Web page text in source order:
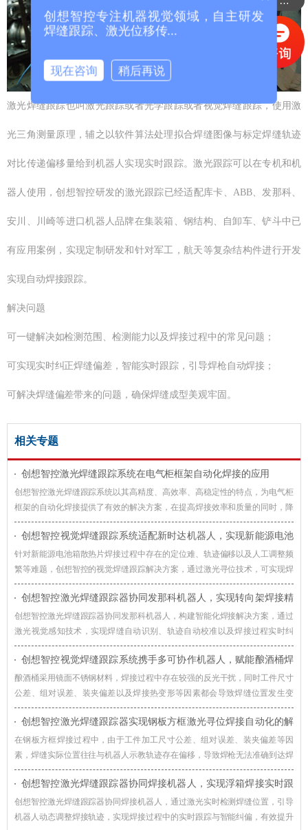
激光焊缝跟踪也叫激光跟踪或者光学跟踪或者视觉焊缝跟踪，使用激
光三角测量原理，辅之以软件算法处理拟合焊缝图像与标定焊缝轨迹
对比传递偏移量给到机器人实现实时跟踪。激光跟踪可以在专机和机
器人使用，创想智控研发的激光跟踪已经适配库卡、ABB、发那科、
安川、川崎等进口机器人品牌在集装箱、钢结构、自卸车、铲斗中已
有应用案例，实现定制研发和针对军工，航天等复杂结构件进行开发
实现自动焊接跟踪。
解决问题
可一键解决如检测范围、检测能力以及焊接过程中的常见问题；
可实现实时纠正焊缝偏差，智能实时跟踪，引导焊枪自动焊接；
可解决焊缝偏差带来的问题，确保焊缝成型美观牢固。
相关专题
创想智控激光焊缝跟踪系统在电气柜框架自动化焊接的应用
创想智控激光焊缝跟踪系统以其高精度、高效率、高稳定性的特点，为电气柜
框架的自动化焊接提供了有效的解决方案，在提高焊接效率和质量的同时，降
低了生产成本，提升了企业的竞争力。
创想智控视觉焊缝跟踪系统适配新时达机器人，实现新能源电池
箱散热片焊接智能化升级
针对新能源电池箱散热片焊接过程中存在的定位难、轨迹偏移以及人工调整频
繁等难题，创想智控的视觉焊缝跟踪解决方案，通过激光寻位技术，可实现焊
接过程智能化升级。
创想智控激光焊缝跟踪器协同发那科机器人，实现转向架焊接精
准自动化
创想智控激光焊缝跟踪器协同发那科机器人，构建智能化焊接解决方案，通过
激光视觉感知技术，实现焊缝自动识别、轨迹自动校准以及焊接过程实时纠
偏，提升机器人焊接系统对车辆转向架适应能力。
创想智控视觉焊缝跟踪系统携手多可协作机器人，赋能酿酒桶焊
接智能化升级
酿酒桶采用镜面不锈钢材料，焊接过程中存在较强的反光干扰，同时工件尺寸
公差、组对误差、装夹偏差以及焊接热变形等因素都会导致焊缝位置发生变
化，创想智控视觉焊缝跟踪系统通过实时视觉检测与智能轨迹修正技术，赋能
酿酒桶焊接智能化升级。
创想智控激光焊缝跟踪器实现钢板方框激光寻位焊接自动化的解
决方案
在钢板方框焊接过程中，由于工件加工尺寸公差、组对误差、装夹偏差等因
素，焊缝实际位置往往与机器人示教轨迹存在偏移，导致焊枪无法准确到达焊
接起始位置，影响焊接质量和生产效率。对此，创想智控激光焊缝跟踪器可协
同各类焊接机器人实现更加高效、稳定的自动化焊接。
创想智控激光焊缝跟踪器协同焊接机器人，实现浮箱焊接实时跟
踪与智能纠偏
创想智控激光焊缝跟踪器协同焊接机器人，通过激光实时检测焊缝位置，引导
机器人动态调整焊接轨迹，实现焊接过程中的实时跟踪与智能纠偏，有效提升
创想智控专注机器视觉领域，自主研发
焊缝跟踪、激光位移传...
现在咨询 稍后再说